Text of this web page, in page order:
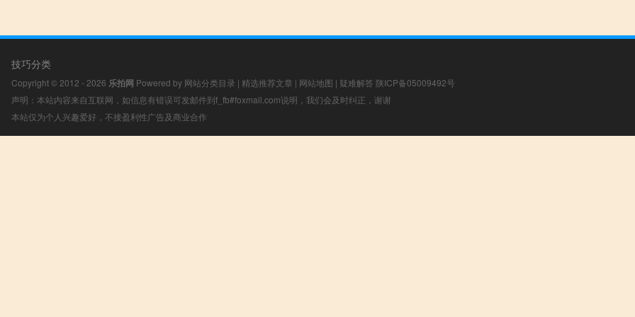
技巧分类
Copyright © 2012 - 2026 乐拍网 Powered by 网站分类目录 | 精选推荐文章 | 网站地图 | 疑难解答 陕ICP备05009492号
声明：本站内容来自互联网，如信息有错误可发邮件到f_fb#foxmail.com说明，我们会及时纠正，谢谢
本站仅为个人兴趣爱好，不接盈利性广告及商业合作